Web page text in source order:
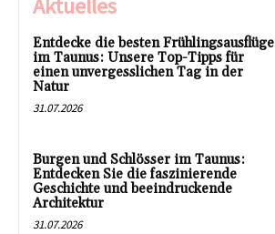
Aktuelles
Entdecke die besten Frühlingsausflüge
im Taunus: Unsere Top-Tipps für
einen unvergesslichen Tag in der
Natur
31.07.2026
Burgen und Schlösser im Taunus:
Entdecken Sie die faszinierende
Geschichte und beeindruckende
Architektur
31.07.2026